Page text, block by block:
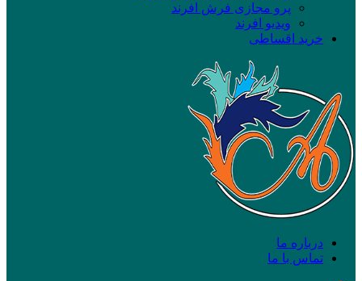
پرو مجازی فرش افرند
ویدیو افرند
خرید اقساطی
درباره ما
تماس با ما